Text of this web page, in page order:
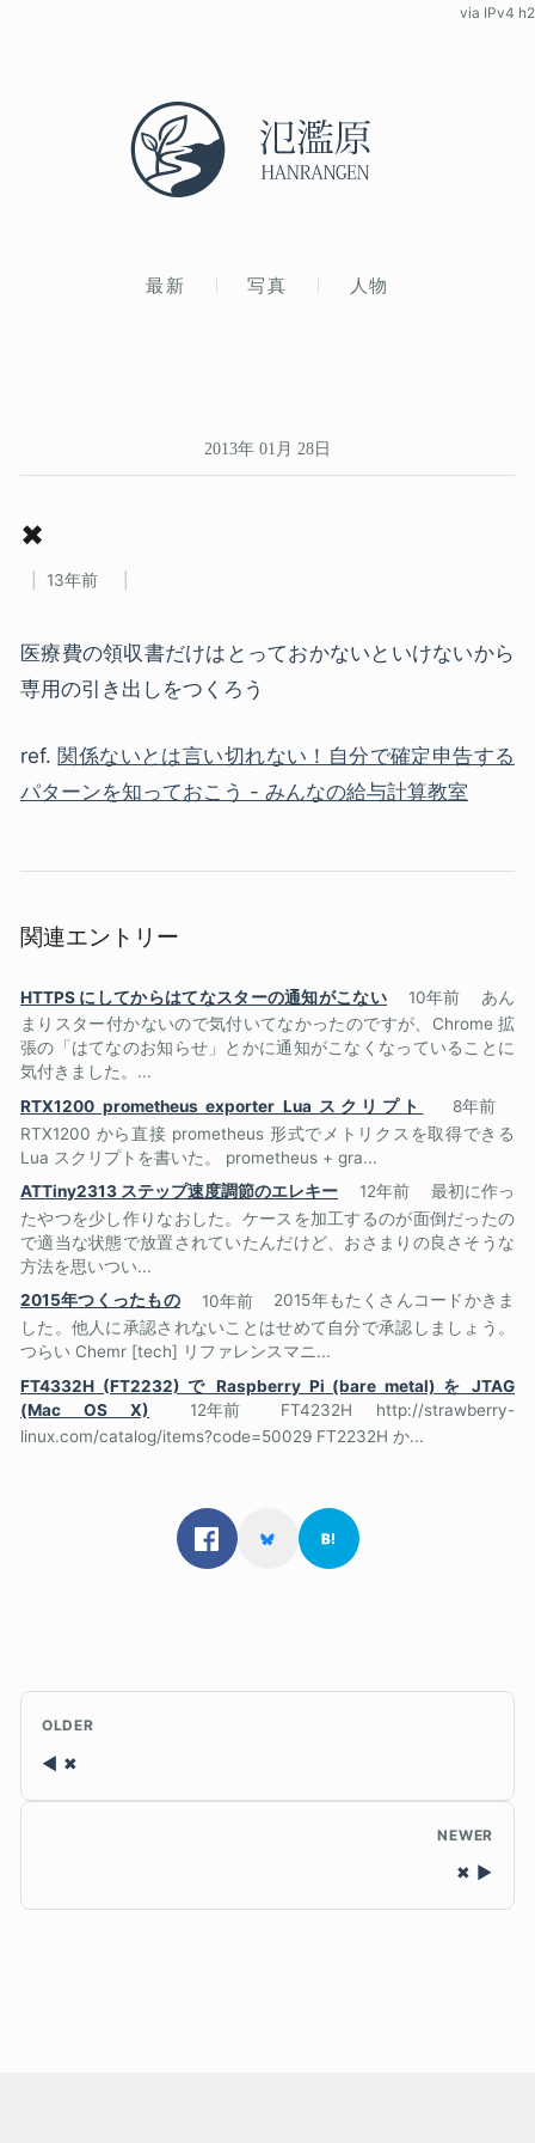
最新 写真 人物
via IPv4 h2
2013年 01月 28日
✖
13年前
医療費の領収書だけはとっておかないといけないから
専用の引き出しをつくろう
ref.関係ないとは言い切れない！自分で確定申告する
パターンを知っておこう - みんなの給与計算教室
関連エントリー
HTTPS にしてからはてなスターの通知がこない 10年前
あん
まりスター付かないので気付いてなかったのですが、Chrome 拡
張の「はてなのお知らせ」とかに通知がこなくなっていることに
気付きました。...
RTX1200 prometheus exporter Lua スクリプト
8年前
RTX1200 から直接 prometheus 形式でメトリクスを取得できる
Lua スクリプトを書いた。 prometheus + gra...
ATTiny2313 ステップ速度調節のエレキー
12年前
最初に作っ
たやつを少し作りなおした。ケースを加工するのが面倒だったの
で適当な状態で放置されていたんだけど、おさまりの良さそうな
方法を思いつい...
2015年つくったもの
10年前
2015年もたくさんコードかきま
した。他人に承認されないことはせめて自分で承認しましょう。
つらい Chemr [tech] リファレンスマニ...
FT4332H (FT2232) で Raspberry Pi (bare metal) を JTAG
(Mac OS X)
12年前
FT4232H http://strawberry-
linux.com/catalog/items?code=50029 FT2232H か...
OLDER
✖
NEWER
✖